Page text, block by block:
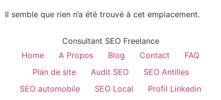
Il semble que rien n’a été trouvé à cet emplacement.
Consultant SEO Freelance
Home
A Propos Blog Contact
FAQ
Plan de site
Audit SEO
SEO Antilles
SEO automobile
SEO Local
Profil Linkedin